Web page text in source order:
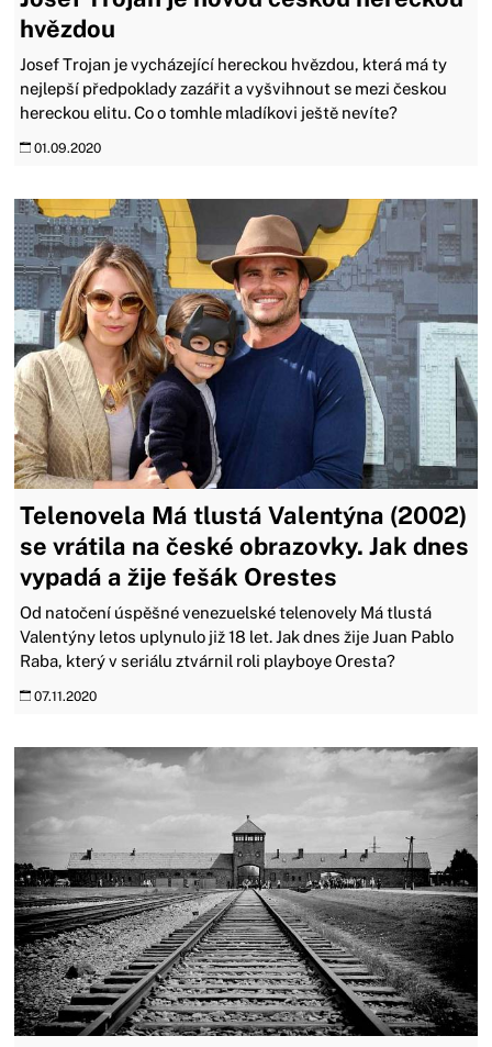
hvězdou
Josef Trojan je vycházející hereckou hvězdou, která má ty
nejlepší předpoklady zazářit a vyšvihnout se mezi českou
hereckou elitu. Co o tomhle mladíkovi ještě nevíte?
01.09.2020
Telenovela Má tlustá Valentýna (2002)
se vrátila na české obrazovky. Jak dnes
vypadá a žije fešák Orestes
Od natočení úspěšné venezuelské telenovely Má tlustá
Valentýny letos uplynulo již 18 let. Jak dnes žije Juan Pablo
Raba, který v seriálu ztvárnil roli playboye Oresta?
07.11.2020